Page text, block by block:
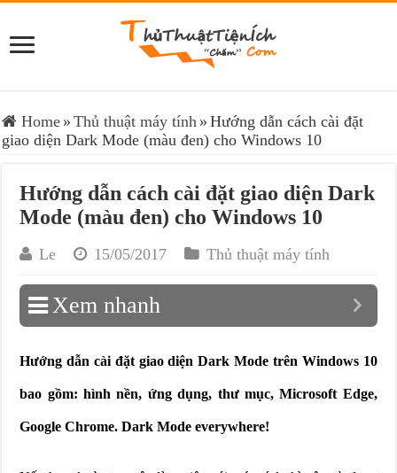
Home » Thủ thuật máy tính » Hướng dẫn cách cài đặt
giao diện Dark Mode (màu đen) cho Windows 10
Hướng dẫn cách cài đặt giao diện Dark
Mode (màu đen) cho Windows 10
Le 15/05/2017 Thủ thuật máy tính
Xem nhanh
Hướng dẫn cài đặt giao diện Dark Mode trên Windows 10
bao gồm: hình nền, ứng dụng, thư mục, Microsoft Edge,
Google Chrome. Dark Mode everywhere!